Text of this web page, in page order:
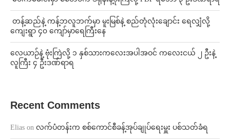
⁩ ⁨တန့်ဆည်နဲ့ ကန့်ဘလူဘက်မှာ မူးမြစ်နဲ့ စည်တုံလုံးချောင်း ရေလျှံလို့
ကျေးရွာ ၄၀ ကျော်မှာရေကြီးနေ
⁨လေယာဉ်နဲ့ ဗုံးကြဲလို့ ၁ နှစ်သားကလေးအပါအဝင် ကလေးငယ် ၂ ဦးနဲ့
လူကြီး ၄ ဦးဒဏ်ရာရ
Recent Comments
Elias on လက်ပံတန်းက စစ်ကောင်စီခန့်အုပ်ချုပ်ရေးမှူး ပစ်သတ်ခံရ